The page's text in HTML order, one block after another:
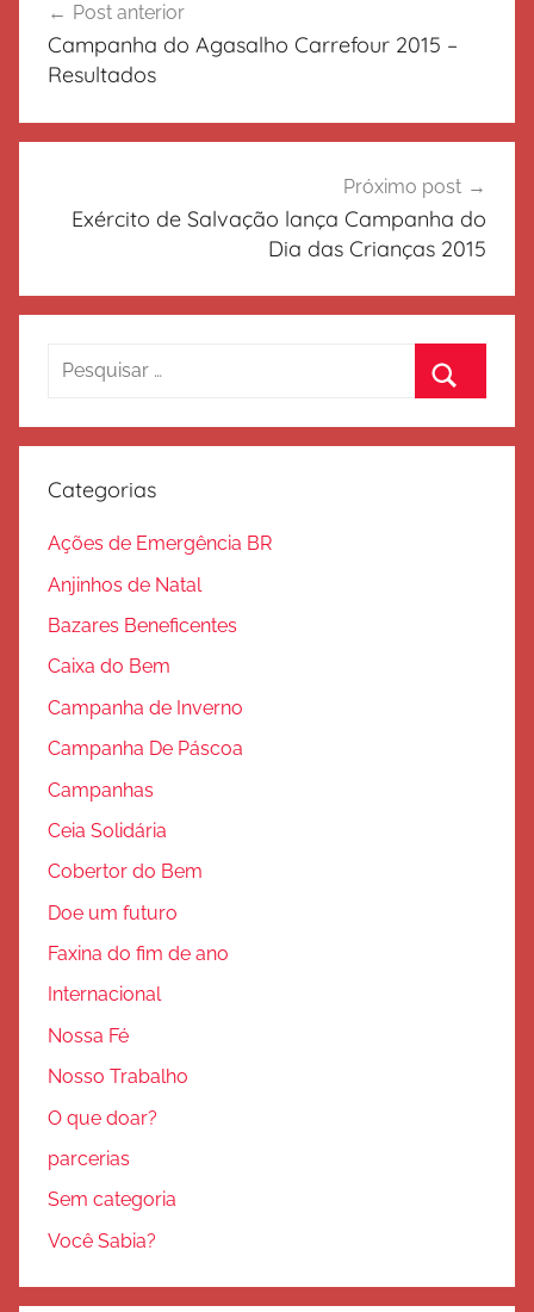
de
Post
Post anterior
Campanha do Agasalho Carrefour 2015 –
Resultados
Próximo post
Exército de Salvação lança Campanha do
Dia das Crianças 2015
Pesquisar
Categorias
Ações de Emergência BR
Anjinhos de Natal
Bazares Beneficentes
Caixa do Bem
Campanha de Inverno
Campanha De Páscoa
Campanhas
Ceia Solidária
Cobertor do Bem
Doe um futuro
Faxina do fim de ano
Internacional
Nossa Fé
Nosso Trabalho
O que doar?
parcerias
Sem categoria
Você Sabia?